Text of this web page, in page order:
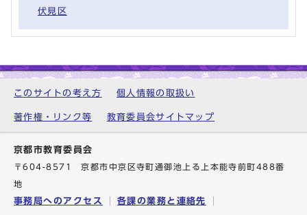
伏見区
このサイトの考え方 個人情報の取扱い
著作権・リンク等 教育委員会サイトマップ
京都市教育委員会
〒604-8571 京都市中京区寺町通御池上る上本能寺前町488番
地
事務局へのアクセス 各課の業務と連絡先